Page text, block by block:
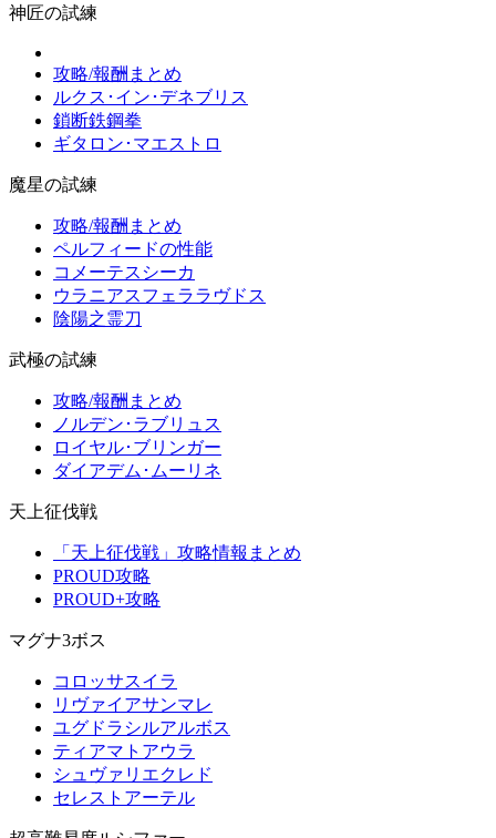
神匠の試練
攻略/報酬まとめ
ルクス･イン･デネブリス
鎖断鉄鋼拳
ギタロン･マエストロ
魔星の試練
攻略/報酬まとめ
ペルフィードの性能
コメーテスシーカ
ウラニアスフェララヴドス
陰陽之霊刀
武極の試練
攻略/報酬まとめ
ノルデン･ラブリュス
ロイヤル･ブリンガー
ダイアデム･ムーリネ
天上征伐戦
「天上征伐戦」攻略情報まとめ
PROUD攻略
PROUD+攻略
マグナ3ボス
コロッサスイラ
リヴァイアサンマレ
ユグドラシルアルボス
ティアマトアウラ
シュヴァリエクレド
セレストアーテル